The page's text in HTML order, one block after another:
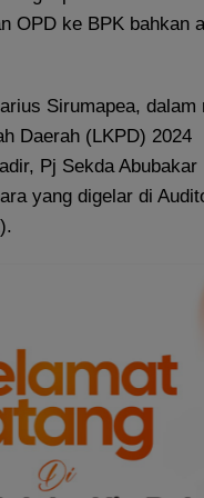
OPD ke BPK bahkan
Sirumapea, dalam
Daerah (LKPD) 2024
Pj Sekda Abubakar
yang digelar di